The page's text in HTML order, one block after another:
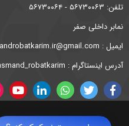
تلفن: ۵۶۷۳۰۰۶۳ - ۵۶۷۳۰۰۶۴
نمابر داخلی صفر
ايميل : pasmandrobatkarim.ir@gmail.com
آدرس اینستاگرام :
کلیه حقوق مادی و معنوی این وب سایت